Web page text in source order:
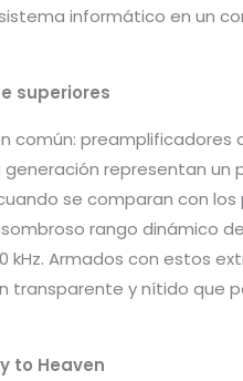
informático en un
superiores
común:
representan
se comparan con
rango dinámico
kHz. Armados con estos
transparente y nítido que
to Heaven